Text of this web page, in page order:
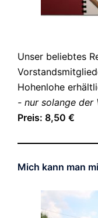
Unser beliebtes
Hohenlohe
- nur solange der
Preis: 8,50 €
Mich kann man